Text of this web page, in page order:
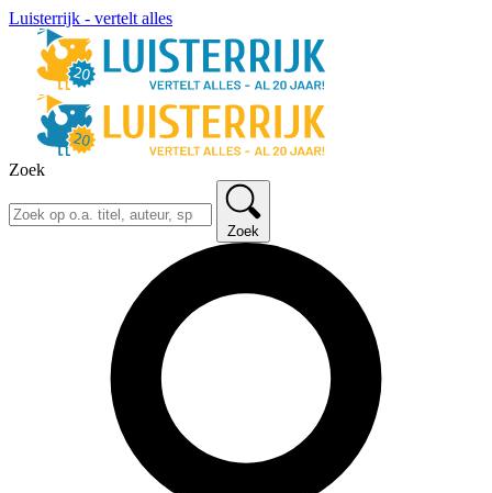
Luisterrijk - vertelt alles
Zoek
Zoek